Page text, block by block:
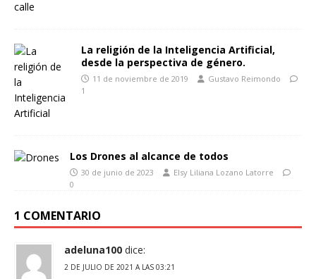
La religión de la Inteligencia Artificial,
desde la perspectiva de género.
11 de noviembre de 2019
Gustavo Reimondo
1
Los Drones al alcance de todos
30 de junio de 2023
Elsy Liliana Lozano Latorre
0
1 COMENTARIO
adeluna100 dice:
2 DE JULIO DE 2021 A LAS 03:21